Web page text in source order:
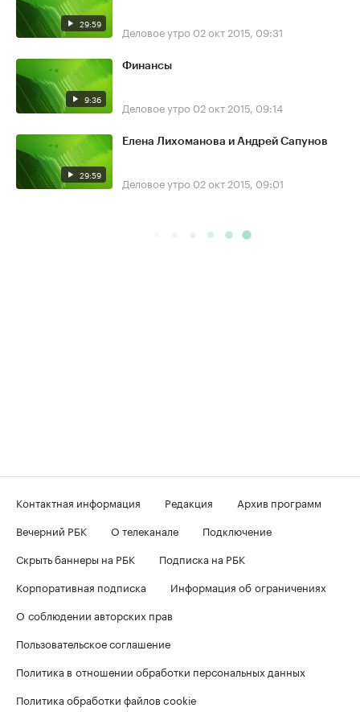
29:59 Деловое утро 02 окт 2015, 09:31
9:36
Финансы
Деловое утро 02 окт 2015, 09:14
29:59
Елена Лихоманова и Андрей Сапунов
Деловое утро 02 окт 2015, 09:01
Контактная информация Редакция
Архив программ
Вечерний РБК
О телеканале
Подключение
Скрыть баннеры на РБК
Подписка на РБК
Корпоративная подписка
Информация об ограничениях
О соблюдении авторских прав
Пользовательское соглашение
Политика в отношении обработки персональных данных
Политика обработки файлов cookie